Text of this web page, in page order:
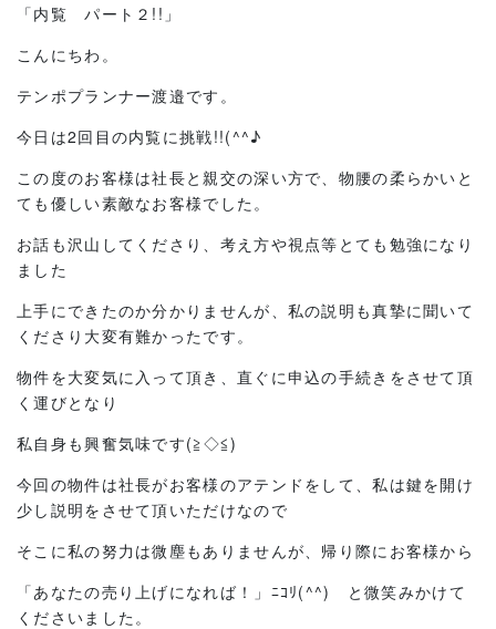
「内覧 パート２!!」
こんにちわ。
テンポプランナー渡邉です。
今日は2回目の内覧に挑戦!!(^^♪
この度のお客様は社長と親交の深い方で、物腰の柔らかいと
ても優しい素敵なお客様でした。
お話も沢山してくださり、考え方や視点等とても勉強になり
ました
上手にできたのか分かりませんが、私の説明も真摯に聞いて
くださり大変有難かったです。
物件を大変気に入って頂き、直ぐに申込の手続きをさせて頂
く運びとなり
私自身も興奮気味です(≧◇≦)
今回の物件は社長がお客様のアテンドをして、私は鍵を開け
少し説明をさせて頂いただけなので
そこに私の努力は微塵もありませんが、帰り際にお客様から
「あなたの売り上げになれば！」ﾆｺﾘ(^^) と微笑みかけて
くださいました。